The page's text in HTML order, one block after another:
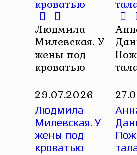
Людмила
Милевская. У
жены под
кроватью
29.07.2026
Людмила
Милевская. У
жены под
кроватью